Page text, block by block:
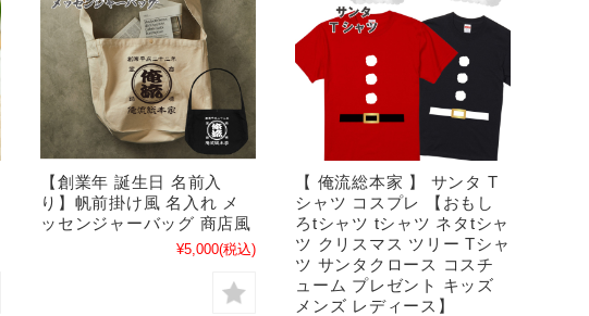
【創業年 誕生日 名前入
り】帆前掛け風 名入れ メ
ッセンジャーバッグ 商店風
¥5,000(税込)
【 俺流総本家 】 サンタ T
シャツ コスプレ 【おもし
ろtシャツ tシャツ ネタtシャ
ツ クリスマス ツリー Tシャ
ツ サンタクロース コスチ
ューム プレゼント キッズ
メンズ レディース】